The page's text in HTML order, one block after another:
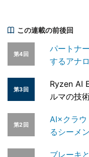
この連載の前後回
第4回
パートナ
するアナ
第3回
Ryzen AI
ルマの技
第2回
AI×クラウ
るシーメ
ブレーキ